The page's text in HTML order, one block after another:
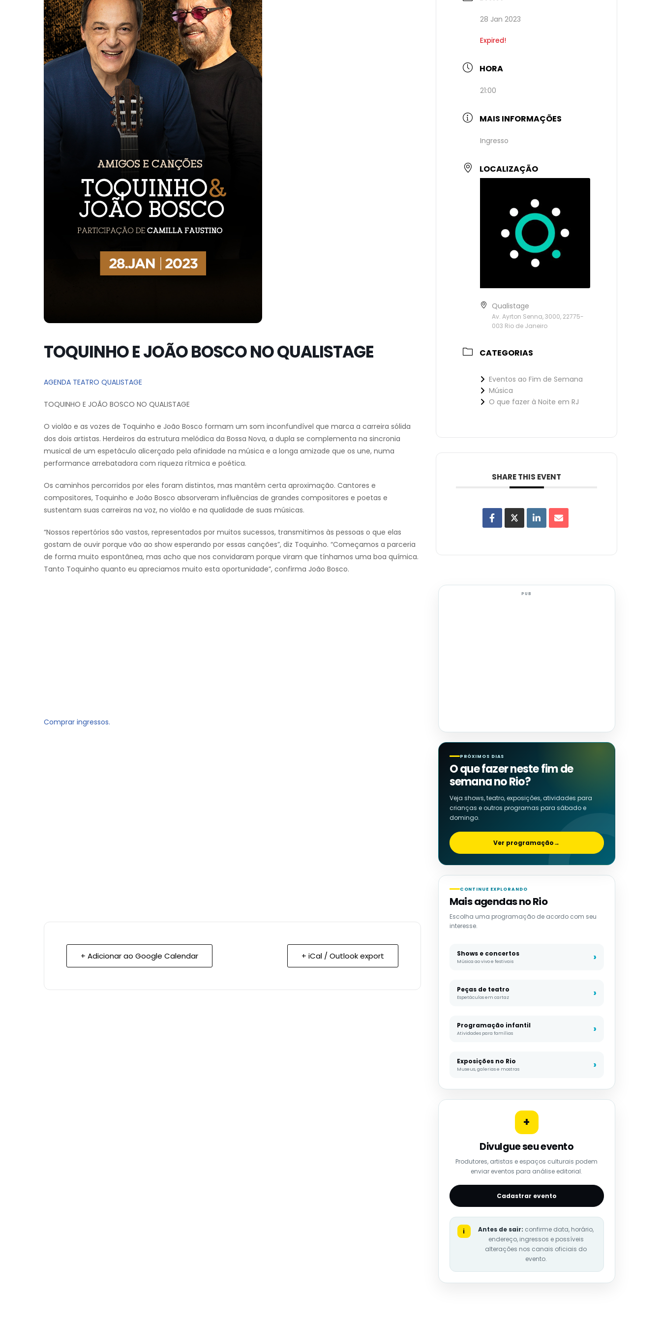
TOQUINHO E JOÃO BOSCO NO QUALISTAGE
AGENDA TEATRO QUALISTAGE
TOQUINHO E JOÃO BOSCO NO QUALISTAGE
O violão e as vozes de Toquinho e João Bosco formam um som inconfundível que marca a carreira sólida
dos dois artistas. Herdeiros da estrutura melódica da Bossa Nova, a dupla se complementa na sincronia
musical de um espetáculo alicerçado pela afinidade na música e a longa amizade que os une, numa
performance arrebatadora com riqueza rítmica e poética.
Os caminhos percorridos por eles foram distintos, mas mantêm certa aproximação. Cantores e
compositores, Toquinho e João Bosco absorveram influências de grandes compositores e poetas e
sustentam suas carreiras na voz, no violão e na qualidade de suas músicas.
“Nossos repertórios são vastos, representados por muitos sucessos, transmitimos às pessoas o que elas
gostam de ouvir porque vão ao show esperando por essas canções”, diz Toquinho. “Começamos a parceria
de forma muito espontânea, mas acho que nos convidaram porque viram que tínhamos uma boa química.
Tanto Toquinho quanto eu apreciamos muito esta oportunidade”, confirma João Bosco.
Comprar ingressos.
+ Adicionar ao Google Calendar + iCal / Outlook export
28 Jan 2023
Expired!
HORA
21:00
MAIS INFORMAÇÕES
Ingresso
LOCALIZAÇÃO
Qualistage
Av. Ayrton Senna, 3000, 22775-
003 Rio de Janeiro
CATEGORIAS
Eventos ao Fim de Semana
Música
O que fazer à Noite em RJ
SHARE THIS EVENT
PUB
PRÓXIMOS DIAS
O que fazer neste fim de
semana no Rio?
Veja shows, teatro, exposições, atividades para
crianças e outros programas para sábado e
domingo.
Ver programação→
CONTINUE EXPLORANDO
Mais agendas no Rio
Escolha uma programação de acordo com seu
interesse.
Shows e concertos
Música ao vivo e festivais
Peças de teatro
Espetáculos em cartaz
Programação infantil
Atividades para famílias
Exposições no Rio
Museus, galerias e mostras
+
Divulgue seu evento
Produtores, artistas e espaços culturais podem
enviar eventos para análise editorial.
Cadastrar evento
i Antes de sair: confirme data, horário,
endereço, ingressos e possíveis
alterações nos canais oficiais do
evento.